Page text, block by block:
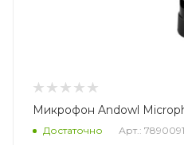
Микрофон Andowl
Достаточно Арт.: